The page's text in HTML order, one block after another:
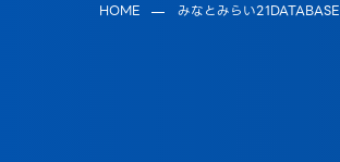
HOME みなとみらい21DATABASE